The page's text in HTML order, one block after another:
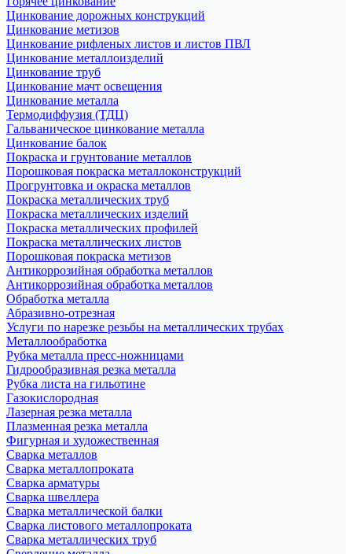
Цинкование дорожных конструкций
Цинкование метизов
Цинкование рифленых листов и листов ПВЛ
Цинкование металлоизделий
Цинкование труб
Цинкование мачт освещения
Цинкование металла
Термодиффузия (ТДЦ)
Гальваническое цинкование металла
Цинкование балок
Покраска и грунтование металлов
Порошковая покраска металлоконструкций
Прогрунтовка и окраска металлов
Покраска металлических труб
Покраска металлических изделий
Покраска металлических профилей
Покраска металлических листов
Порошковая покраска метизов
Антикоррозийная обработка металлов
Антикоррозийная обработка металлов
Обработка металла
Абразивно-отрезная
Услуги по нарезке резьбы на металлических трубах
Металлообработка
Рубка металла пресс-ножницами
Гидрообразивная резка металла
Рубка листа на гильотине
Газокислородная
Лазерная резка металла
Плазменная резка металла
Фигурная и художественная
Сварка металлов
Сварка металлопроката
Сварка арматуры
Сварка швеллера
Сварка металлической балки
Сварка листового металлопроката
Сварка металлических труб